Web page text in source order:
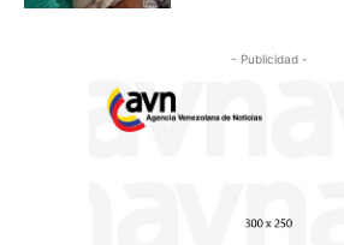
- Publicidad -